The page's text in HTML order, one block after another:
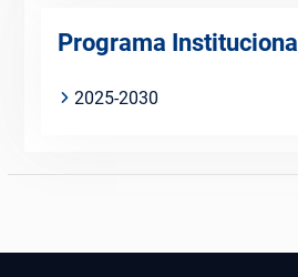
Programa Institucional
2025-2030